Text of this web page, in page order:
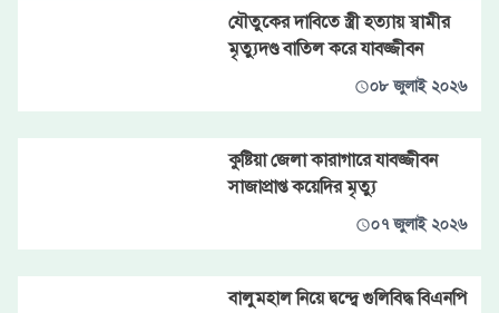
যৌতুকের দাবিতে স্ত্রী হত্যায় স্বামীর
মৃত্যুদণ্ড বাতিল করে যাবজ্জীবন
০৮ জুলাই ২০২৬
কুষ্টিয়া জেলা কারাগারে যাবজ্জীবন
সাজাপ্রাপ্ত কয়েদির মৃত্যু
০৭ জুলাই ২০২৬
বালুমহাল নিয়ে দ্বন্দ্বে গুলিবিদ্ধ বিএনপি